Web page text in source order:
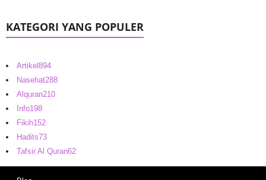
KATEGORI YANG POPULER
Artikel894
Nasehat288
Alquran210
Info198
Fikih152
Hadits73
Tafsir Al Quran62